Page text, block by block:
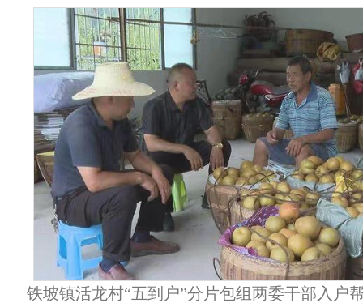
铁坡镇活龙村“五到户”分片包组两委干部入户